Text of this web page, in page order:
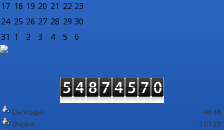
17 18 19 20 21 22 23
24 25 26 27 28 29 30
31 1 2 3 4 5 6
Сьогодні
Вчора
4646
10123